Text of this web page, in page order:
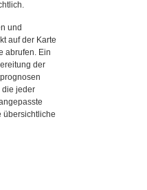
und
auf der Karte
abrufen. Ein
der
die jeder
übersichtliche